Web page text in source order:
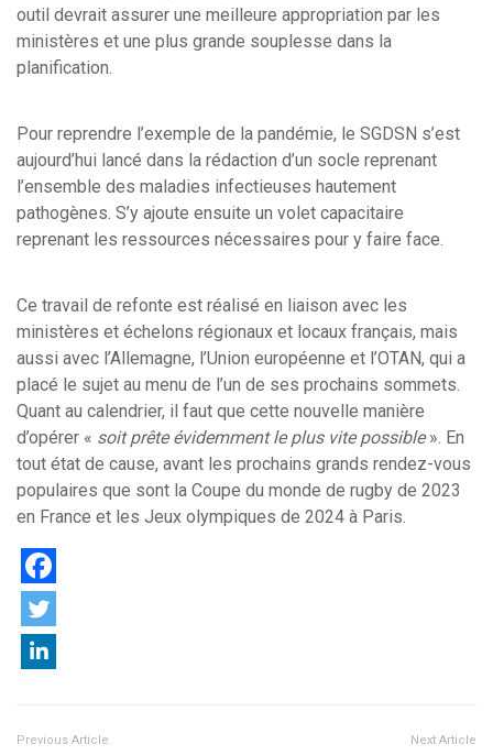
outil devrait assurer une meilleure appropriation par les
ministères et une plus grande souplesse dans la
planification.
Pour reprendre l’exemple de la pandémie, le SGDSN s’est
aujourd’hui lancé dans la rédaction d’un socle reprenant
l’ensemble des maladies infectieuses hautement
pathogènes. S’y ajoute ensuite un volet capacitaire
reprenant les ressources nécessaires pour y faire face.
Ce travail de refonte est réalisé en liaison avec les
ministères et échelons régionaux et locaux français, mais
aussi avec l’Allemagne, l’Union européenne et l’OTAN, qui a
placé le sujet au menu de l’un de ses prochains sommets.
Quant au calendrier, il faut que cette nouvelle manière
d’opérer « soit prête évidemment le plus vite possible». En
tout état de cause, avant les prochains grands rendez-vous
populaires que sont la Coupe du monde de rugby de 2023
en France et les Jeux olympiques de 2024 à Paris.
Previous Article Next Article